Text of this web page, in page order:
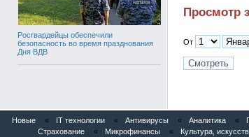
Росгвардейцы обеспечили
безопасность во время празднования
Дня ВДВ
Просмотр
От
Новые « IT технологии « Антивирусы « Аналитика «
Страхование
« Микрофинансы « Культура,